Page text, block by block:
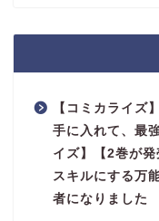
【コミカライズ
手に入れて、最
イズ】【2巻が
スキルにする万
者になりました